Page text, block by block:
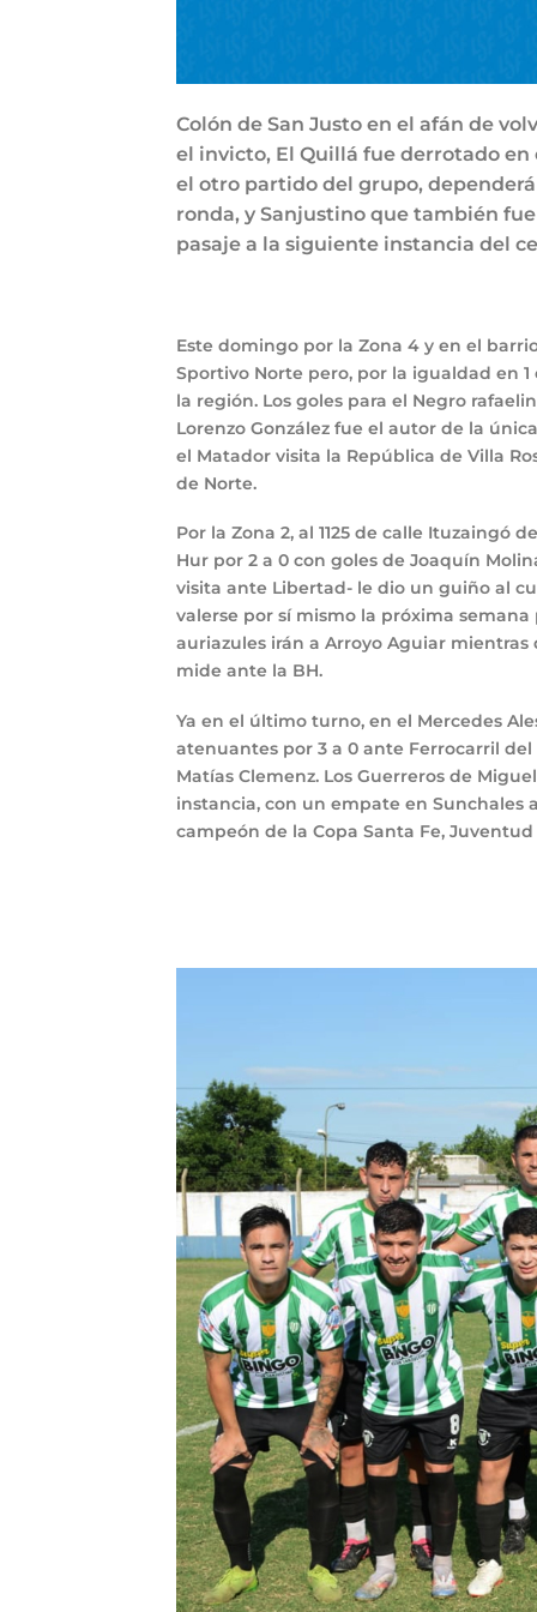
Colón de San Justo en el afán de
el invicto, El Quillá fue derrotado
el otro partido del grupo,
ronda, y Sanjustino que también
pasaje a la siguiente instancia del
Este domingo por la Zona 4 y en el
Sportivo Norte pero, por la igualdad en
la región. Los goles para el Negro
Lorenzo González fue el autor de la
el Matador visita la República de Villa
de Norte.
Por la Zona 2, al 1125 de calle Ituzaingó
Hur por 2 a 0 con goles de Joaquín
visita ante Libertad- le dio un guiño al
valerse por sí mismo la próxima
auriazules irán a Arroyo Aguiar
mide ante la BH.
Ya en el último turno, en el Mercedes
atenuantes por 3 a 0 ante Ferrocarril del
Matías Clemenz. Los Guerreros de
instancia, con un empate en
campeón de la Copa Santa Fe, Juventud